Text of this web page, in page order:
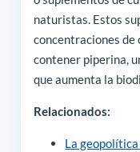
naturistas. Estos
concentraciones de
contener piperina,
que aumenta la
Relacionados:
La